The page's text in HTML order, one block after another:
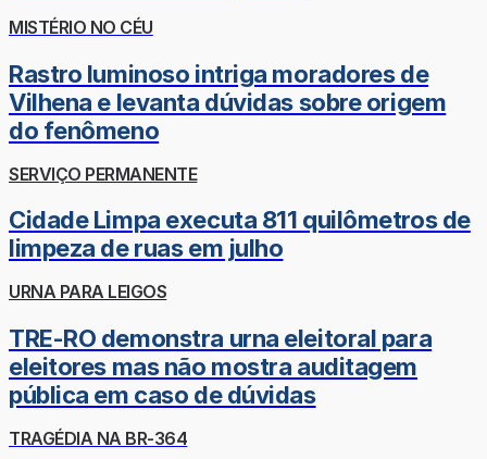
MISTÉRIO NO CÉU
Rastro luminoso intriga moradores de
Vilhena e levanta dúvidas sobre origem
do fenômeno
SERVIÇO PERMANENTE
Cidade Limpa executa 811 quilômetros de
limpeza de ruas em julho
URNA PARA LEIGOS
TRE-RO demonstra urna eleitoral para
eleitores mas não mostra auditagem
pública em caso de dúvidas
TRAGÉDIA NA BR-364